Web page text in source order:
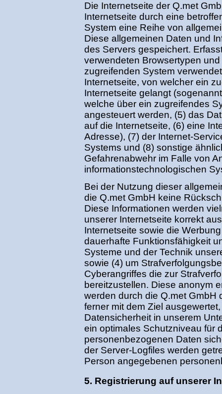
Die Internetseite der Q.met
Internetseite durch eine
System eine Reihe von
Diese allgemeinen Daten und
des Servers gespeichert.
verwendeten Browsertypen
zugreifenden System
Internetseite, von welcher ein
Internetseite gelangt
welche über ein zugreifendes
angesteuert werden, (5) das
auf die Internetseite, (6) eine
Adresse), (7) der Internet-
Systems und (8) sonstige
Gefahrenabwehr im Falle von
informationstechnologischen
Bei der Nutzung dieser
die Q.met GmbH keine
Diese Informationen werden
unserer Internetseite korrekt
Internetseite sowie die
dauerhafte Funktionsfähigkeit
Systeme und der Technik
sowie (4) um
Cyberangriffes die zur
bereitzustellen. Diese anonym
werden durch die Q.met GmbH
ferner mit dem Ziel
Datensicherheit in unserem
ein optimales Schutzniveau für
personenbezogenen Daten
der Server-Logfiles werden
Person angegebenen
5. Registrierung auf unserer